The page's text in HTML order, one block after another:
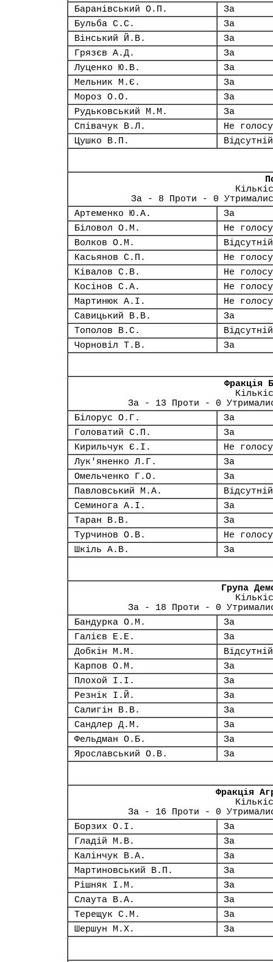
Баранівський О.П.
За
Бульба С.С.
За
Вінський Й.В.
За
Грязєв А.Д.
За
Луценко Ю.В.
За
Мельник М.Є.
За
Мороз О.О.
За
Рудьковський М.М.
За
Співачук В.Л.
Не
Цушко В.П.
Відсутній
За - 8 Проти - 0
Артеменко Ю.А.
За
Біловол О.М.
Не
Волков О.М.
Відсутній
Касьянов С.П.
Не
Ківалов С.В.
Не
Косінов С.А.
Не
Мартинюк А.І.
Не
Савицький В.В.
За
Тополов В.С.
Відсутній
Чорновіл Т.В.
За
Фракція
За - 13 Проти - 0
Білорус О.Г.
За
Головатий С.П.
За
Кирильчук Є.І.
Не
Лук'яненко Л.Г.
За
Омельченко Г.О.
За
Павловський М.А.
Відсутній
Семинога А.І.
За
Таран В.В.
За
Турчинов О.В.
Не
Шкіль А.В.
За
Група
За - 18 Проти - 0
Бандурка О.М.
За
Галієв Е.Е.
За
Добкін М.М.
Відсутній
Карпов О.М.
За
Плохой І.І.
За
Резнік І.Й.
За
Салигін В.В.
За
Сандлер Д.М.
За
Фельдман О.Б.
За
Ярославський О.В.
За
Фракція
За - 16 Проти - 0
Борзих О.І.
За
Гладій М.В.
За
Калінчук В.А.
За
Мартиновський В.П.
За
Рішняк І.М.
За
Слаута В.А.
За
Терещук С.М.
За
Шершун М.Х.
За